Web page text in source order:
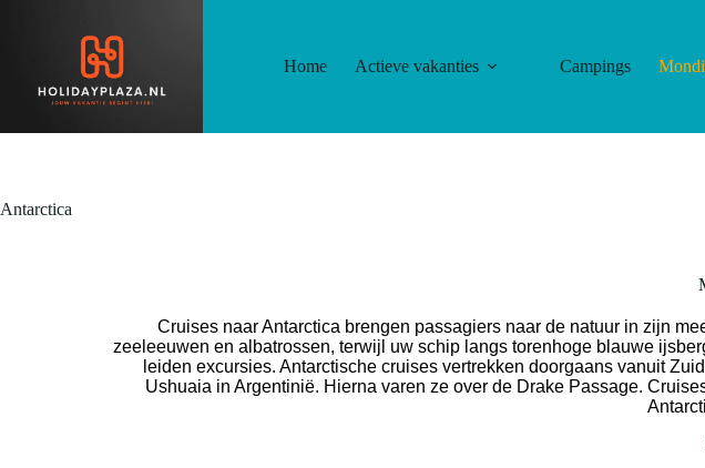
Home Actieve vakanties Campings
Antarctica
Cruises naarAntarctica brengen passagiers naar de natuur in zijn
zeeleeuwen en albatrossen, terwijl uw schip langs torenhoge blauwe
leiden excursies. Antarctische cruises vertrekken doorgaans vanuit
Ushuaia in Argentinië. Hierna varen ze over de Drake Passage.